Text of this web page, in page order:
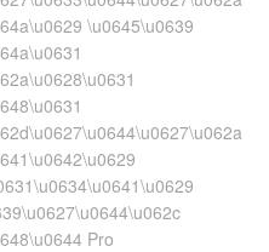
\u0645\u0639
Pro